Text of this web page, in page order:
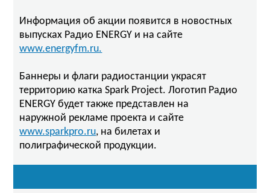
Информация об акции появится в новостных
выпусках Радио ENERGY и на сайте
www.energyfm.ru.
Баннеры и флаги радиостанции украсят
территорию катка Spark Project. Логотип Радио
ENERGY будет также представлен на
наружной рекламе проекта и сайте
www.sparkpro.ru, на билетах и
полиграфической продукции.